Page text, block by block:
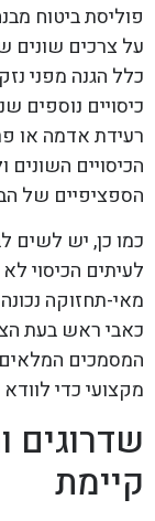
פוליסת ביטוח
על צרכים שונים
כלל הגנה מפני
כיסויים נוספים
רעידת אדמה או
הכיסויים
הספציפיים של
כמו כן, יש לשים
לעיתים הכיסוי
מאי-תחזוקה
כאבי ראש בעת
המסמכים המלאים
מקצועי כדי
שדרוגים
קיימת